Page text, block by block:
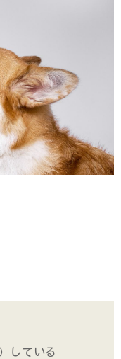
している